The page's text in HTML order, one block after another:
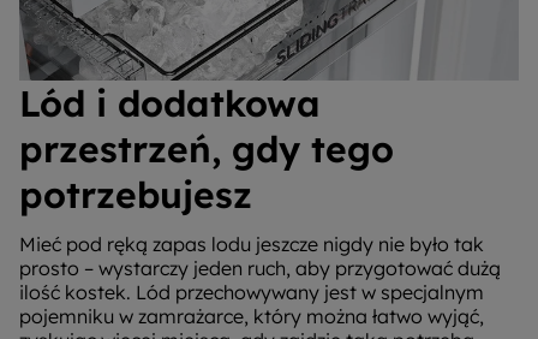
Lód i dodatkowa
przestrzeń, gdy tego
potrzebujesz
Mieć pod ręką zapas lodu jeszcze nigdy nie było tak
prosto – wystarczy jeden ruch, aby przygotować dużą
ilość kostek. Lód przechowywany jest w specjalnym
pojemniku w zamrażarce, który można łatwo wyjąć,